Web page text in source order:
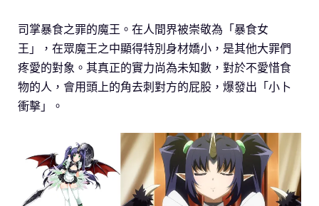
司掌暴食之罪的魔王。在人間界被崇敬為「暴食女
王」，在眾魔王之中顯得特別身材嬌小，是其他大罪們
疼愛的對象。其真正的實力尚為未知數，對於不愛惜食
物的人，會用頭上的角去刺對方的屁股，爆發出「小卜
衝擊」。